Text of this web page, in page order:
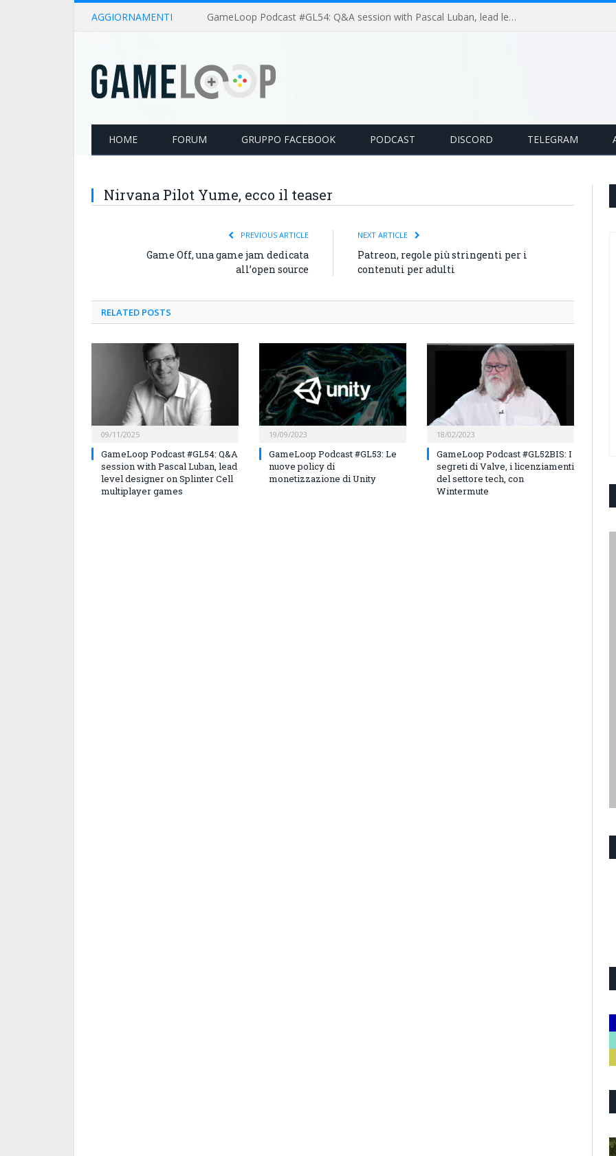
AGGIORNAMENTI GameLoop Podcast #GL54: Q&A session with Pascal Luban, lead level designer on Splinter Cell multiplayer games
HOME FORUM GRUPPO FACEBOOK PODCAST DISCORD TELEGRAM
Nirvana Pilot Yume, ecco il teaser
PREVIOUS ARTICLE
Game Off, una game jam dedicata
all’open source
NEXT ARTICLE
Patreon, regole più stringenti per i
contenuti per adulti
RELATED POSTS
09/11/2025
GameLoop Podcast #GL54: Q&A
session with Pascal Luban, lead
level designer on Splinter Cell
multiplayer games
19/09/2023
GameLoop Podcast #GL53: Le
nuove policy di
monetizzazione di Unity
18/02/2023
GameLoop Podcast #GL52BIS: I
segreti di Valve, i licenziamenti
del settore tech, con
Wintermute